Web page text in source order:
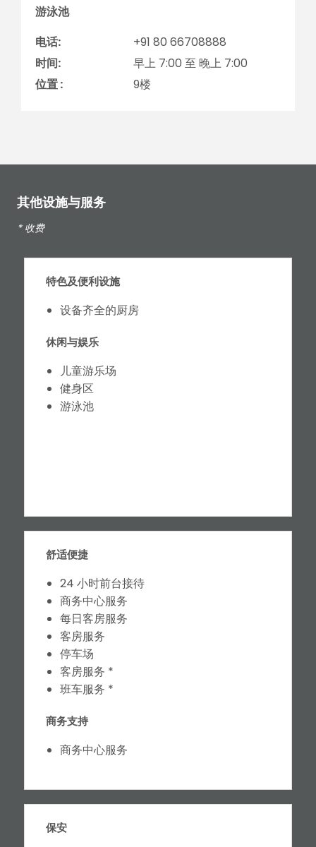
游泳池
电话:
+91 80 66708888
时间:
早上 7:00 至 晚上 7:00
位置 :
9楼
其他设施与服务
* 收费
特色及便利设施
设备齐全的厨房
休闲与娱乐
儿童游乐场
健身区
游泳池
舒适便捷
24 小时前台接待
商务中心服务
每日客房服务
客房服务
停车场
客房服务 *
班车服务 *
商务支持
商务中心服务
保安